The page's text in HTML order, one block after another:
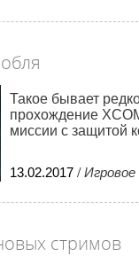
Такое бывает
прохождение
миссии с защитой
13.02.2017 / Игровое
стримов